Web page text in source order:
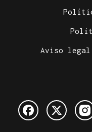
Aviso legal